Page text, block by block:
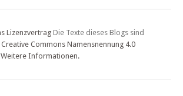
Die Texte dieses Blogs sind
Creative Commons Namensnennung 4.0
Weitere Informationen.